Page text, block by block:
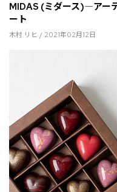
MIDAS (ミダース)―アー
ート
木村 リヒ / 2021年02月12日